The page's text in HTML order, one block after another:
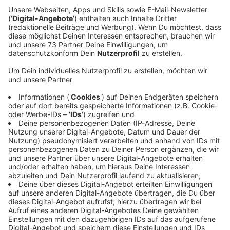
Anzeige
"Die Leute sollen heiser und verschwitzt
sein!"
Anzeige
Nach dem Soundcheck in der Bürgerhalle Gronau
durften wir KAMRAD in seiner Garderobe besuchen
und mit ihm über sein Konzert beim Jazzfest heute
Abend reden (03.05.). Was seine Band seit neustem
vor Auftritten macht und warum seine ganze Crew
Ausschau nach Flamingos hält, das hört Ihr im ganzen
Interview hier.
Ihr wollt noch DABEI SEIN Heute Abend?Tickets
gibts bis 18 Uhr hier und ab 19 Uhr an der